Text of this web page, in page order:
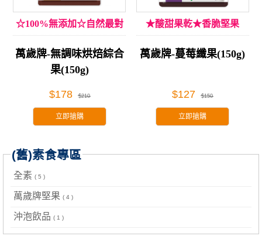
☆100%無添加☆自然最對
味
萬歲牌-無調味烘焙綜合
果(150g)
$178 $210
立即搶購
★酸甜果乾★香脆堅果
萬歲牌-蔓莓纖果(150g)
$127 $150
立即搶購
(舊)素食專區
全素 ( 5 )
萬歲牌堅果 ( 4 )
沖泡飲品 ( 1 )